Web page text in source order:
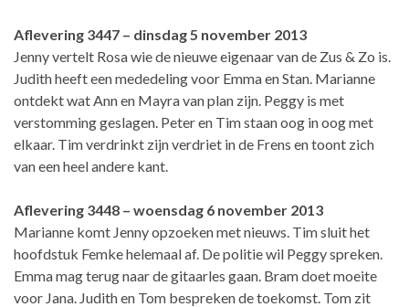
Aflevering 3447 – dinsdag 5 november 2013
Jenny vertelt Rosa wie de nieuwe eigenaar van de Zus & Zo is.
Judith heeft een mededeling voor Emma en Stan. Marianne
ontdekt wat Ann en Mayra van plan zijn. Peggy is met
verstomming geslagen. Peter en Tim staan oog in oog met
elkaar. Tim verdrinkt zijn verdriet in de Frens en toont zich
van een heel andere kant.
Aflevering 3448 – woensdag 6 november 2013
Marianne komt Jenny opzoeken met nieuws. Tim sluit het
hoofdstuk Femke helemaal af. De politie wil Peggy spreken.
Emma mag terug naar de gitaarles gaan. Bram doet moeite
voor Jana. Judith en Tom bespreken de toekomst. Tom zit